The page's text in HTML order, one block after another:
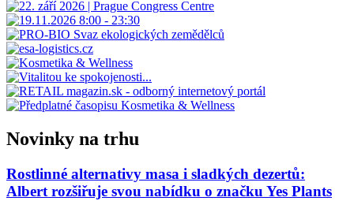
Novinky na trhu
Rostlinné alternativy masa i sladkých dezertů:
Albert rozšiřuje svou nabídku o značku Yes Plants